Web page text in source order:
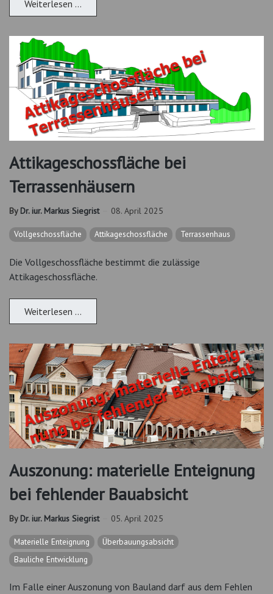
Weiterlesen …
Attikageschossfläche bei
Terrassenhäusern
By Dr. iur. Markus Siegrist 08. April 2025
Vollgeschossfläche Attikageschossfläche Terrassenhaus
Die Vollgeschossfläche bestimmt die zulässige
Attikageschossfläche.
Weiterlesen …
Auszonung: materielle Enteignung
bei fehlender Bauabsicht
By Dr. iur. Markus Siegrist 05. April 2025
Materielle Enteignung
Überbauungsabsicht
Bauliche Entwicklung
Im Falle einer Auszonung von Bauland darf aus dem Fehlen